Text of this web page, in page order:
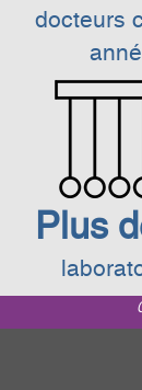
docteurs
Plus